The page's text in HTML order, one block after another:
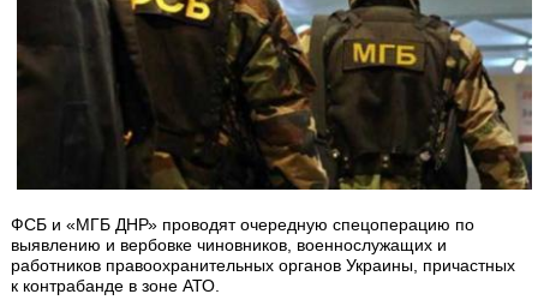
ФСБ и «МГБ ДНР» проводят очередную спецоперацию по
выявлению и вербовке чиновников, военнослужащих и
работников правоохранительных органов Украины, причастных
к контрабанде в зоне АТО.